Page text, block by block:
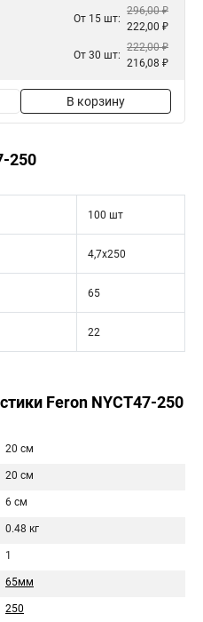
От 15 шт:
296,00 ₽
222,00 ₽
От 30 шт:
222,00 ₽
216,08 ₽
В корзину
250
100 шт
4,7x250
65
22
Feron NYCT47-250
20 см
20 см
6 см
0.48 кг
1
65мм
250